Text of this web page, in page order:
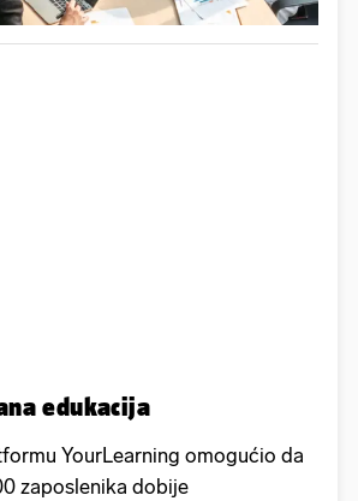
edukacija
YourLearning omogućio da
zaposlenika dobije